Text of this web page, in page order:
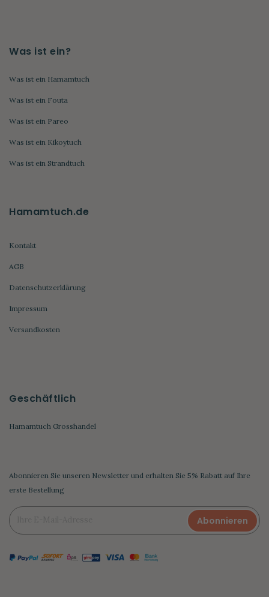
Was ist ein?
Was ist ein Hamamtuch
Was ist ein Fouta
Was ist ein Pareo
Was ist ein Kikoytuch
Was ist ein Strandtuch
Hamamtuch.de
Kontakt
AGB
Datenschutzerklärung
Impressum
Versandkosten
Geschäftlich
Hamamtuch Grosshandel
Abonnieren Sie unseren Newsletter und erhalten Sie 5% Rabatt auf Ihre
erste Bestellung
Abonnieren